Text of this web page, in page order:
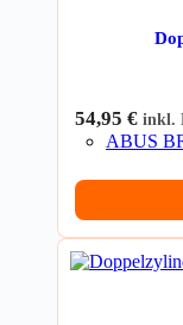
54,95 € inkl.
ABUS